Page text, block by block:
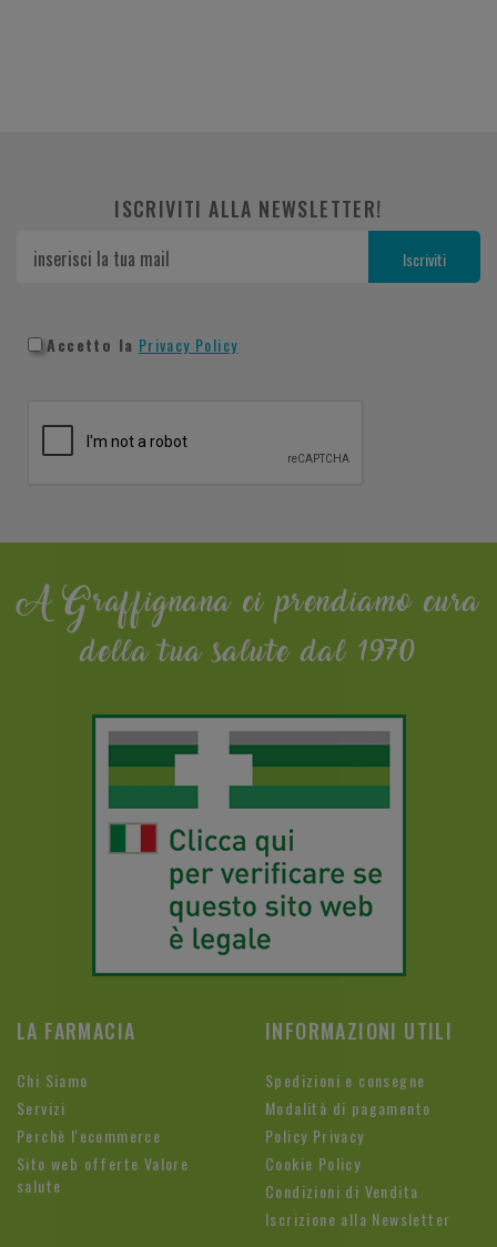
ISCRIVITI ALLA NEWSLETTER!
Accetto la Privacy Policy
A Graffignana ci prendiamo cura
della tua salute dal 1970
LA FARMACIA
Chi Siamo
Servizi
Perchè l'ecommerce
Sito web offerte Valore
salute
INFORMAZIONI UTILI
Spedizioni e consegne
Modalità di pagamento
Policy Privacy
Cookie Policy
Condizioni di Vendita
Iscrizione alla Newsletter